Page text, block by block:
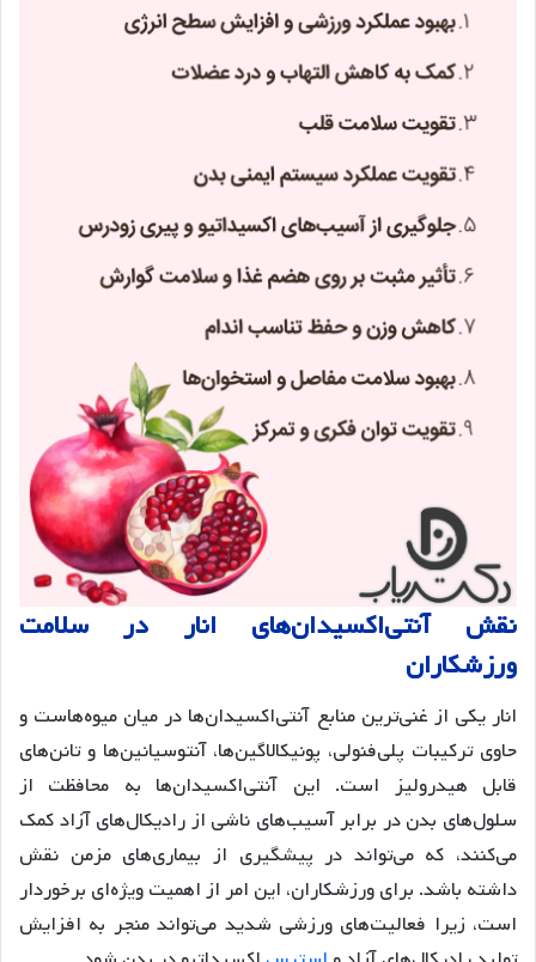
نقش آنتی‌اکسیدان‌های انار در سلامت
ورزشکاران
انار یکی از غنی‌ترین منابع آنتی‌اکسیدان‌ها در میان میوه‌هاست و
حاوی ترکیبات پلی‌فنولی، پونیکالاگین‌ها، آنتوسیانین‌ها و تانن‌های
قابل هیدرولیز است. این آنتی‌اکسیدان‌ها به محافظت از
سلول‌های بدن در برابر آسیب‌های ناشی از رادیکال‌های آزاد کمک
می‌کنند، که می‌تواند در پیشگیری از بیماری‌های مزمن نقش
داشته باشد. برای ورزشکاران، این امر از اهمیت ویژه‌ای برخوردار
است، زیرا فعالیت‌های ورزشی شدید می‌تواند منجر به افزایش